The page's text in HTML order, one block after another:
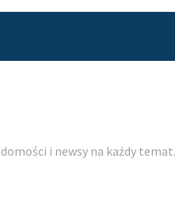
i newsy na każdy